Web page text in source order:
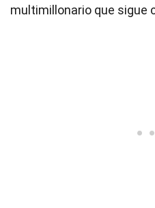
multimillonario que sigue